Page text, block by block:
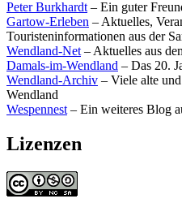
Peter Burkhardt – Ein guter
Gartow-Erleben – Aktuelles,
Touristeninformationen aus der
Wendland-Net – Aktuelles aus
Damals-im-Wendland – Das 20.
Wendland-Archiv – Viele alte
Wendland
Wespennest – Ein weiteres Blog
Lizenzen